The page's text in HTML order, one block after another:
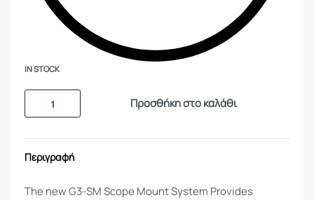
IN STOCK
Προσθήκη στο καλάθι
Περιγραφή
The new G3-SM Scope Mount System Provides